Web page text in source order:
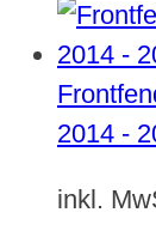
2014 -
inkl.